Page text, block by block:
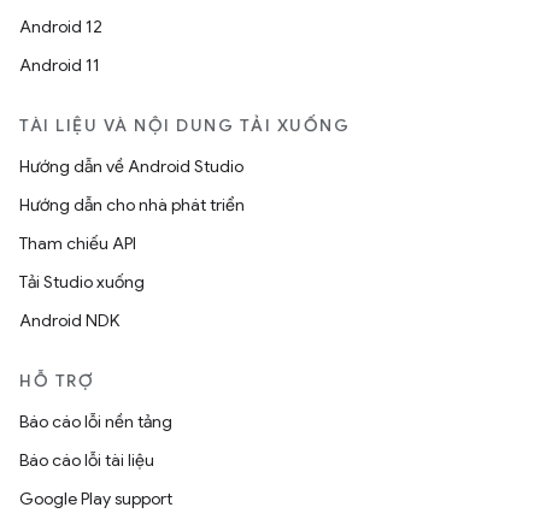
Android 12
Android 11
TÀI LIỆU VÀ NỘI DUNG TẢI XUỐNG
Hướng dẫn về Android Studio
Hướng dẫn cho nhà phát triển
Tham chiếu API
Tải Studio xuống
Android NDK
HỖ TRỢ
Báo cáo lỗi nền tảng
Báo cáo lỗi tài liệu
Google Play support